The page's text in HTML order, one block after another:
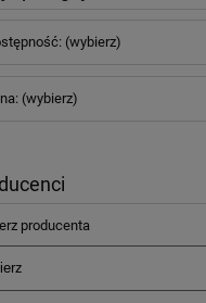
(wybierz)
(wybierz)
producenta